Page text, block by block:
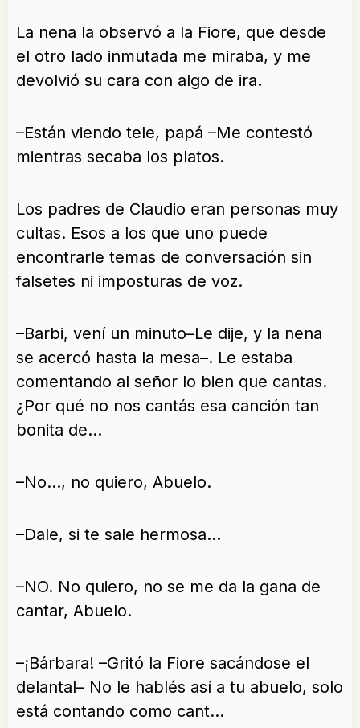
La nena la observó a la Fiore, que desde
el otro lado inmutada me miraba, y me
devolvió su cara con algo de ira.
–Están viendo tele, papá –Me contestó
mientras secaba los platos.
Los padres de Claudio eran personas muy
cultas. Esos a los que uno puede
encontrarle temas de conversación sin
falsetes ni imposturas de voz.
–Barbi, vení un minuto–Le dije, y la nena
se acercó hasta la mesa–. Le estaba
comentando al señor lo bien que cantas.
¿Por qué no nos cantás esa canción tan
bonita de…
–No…, no quiero, Abuelo.
–Dale, si te sale hermosa…
–NO. No quiero, no se me da la gana de
cantar, Abuelo.
–¡Bárbara! –Gritó la Fiore sacándose el
delantal– No le hablés así a tu abuelo, solo
está contando como cant…